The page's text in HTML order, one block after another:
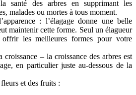
santé des arbres en supprimant les
malades ou mortes à tous moment.
: l’élagage donne une belle
maintenir cette forme. Seul un élagueur
offrir les meilleures formes pour votre
– la croissance des arbres est
en particulier juste au-dessous de la
et des fruits :